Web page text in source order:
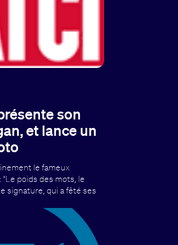
son
et lance un
le fameux
"Le poids des mots, le
signature, qui a fêté ses